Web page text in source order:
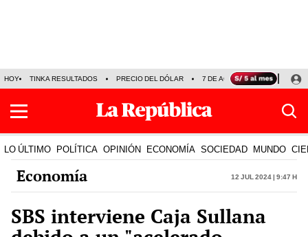
HOY TINKA RESULTADOS PRECIO DEL DÓLAR 7 DE AGOSTO OLLANTA
LO ÚLTIMO POLÍTICA OPINIÓN ECONOMÍA SOCIEDAD MUNDO
Economía 12 Jul 2024 | 9:47 h
SBS interviene Caja Sullana